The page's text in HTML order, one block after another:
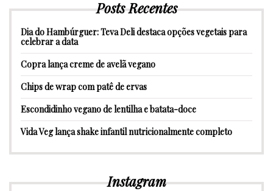
Posts Recentes
Dia do Hambúrguer: Teva Deli destaca opções vegetais para
celebrar a data
Copra lança creme de avelã vegano
Chips de wrap com patê de ervas
Escondidinho vegano de lentilha e batata-doce
Vida Veg lança shake infantil nutricionalmente completo
Instagram